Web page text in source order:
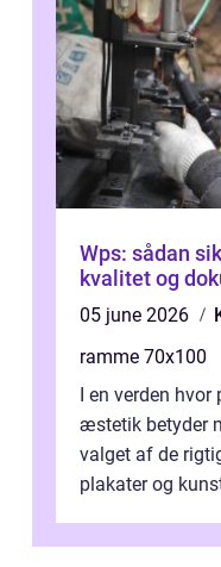
Wps: sådan
kvalitet og
05 june 2026
ramme 70x100
I en verden
æstetik betyder
valget af de
plakater og